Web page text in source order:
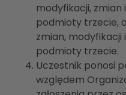
modyfikacji,
podmioty trzecie,
zmian,
podmioty trzecie.
Uczestnik ponosi
względem